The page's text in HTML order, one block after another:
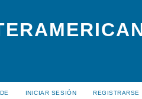
INICIAR SESIÓN
REGISTRARSE